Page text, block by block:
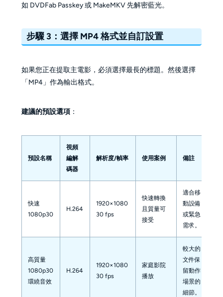
如 DVDFab Passkey 或 MakeMKV 先解密藍光。
步驟 3：選擇 MP4 格式並自訂設置
如果您正在提取主電影，必須選擇最長的標題。然後選擇
「MP4」作為輸出格式。
建議的預設選項：
預設名稱
視頻
編解
碼器
解析度/幀率 使用案例 備註
快速
1080p30
H.264
1920×1080
30 fps
快速轉換
且質量可
接受
適合移
動設備
或緊急
需求。
高質量
1080p30
環繞音效
H.264
1920×1080
30 fps
家庭影院
播放
較大的
文件保
留動作
場景的
細節。